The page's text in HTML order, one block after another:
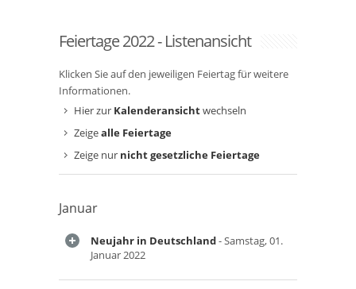
Feiertage 2022 - Listenansicht
Klicken Sie auf den jeweiligen Feiertag für weitere
Informationen.
Hier zur Kalenderansichtwechseln
Zeigealle Feiertage
Zeige nur nicht gesetzliche Feiertage
Januar
Neujahr in Deutschland- Samstag, 01.
Januar 2022